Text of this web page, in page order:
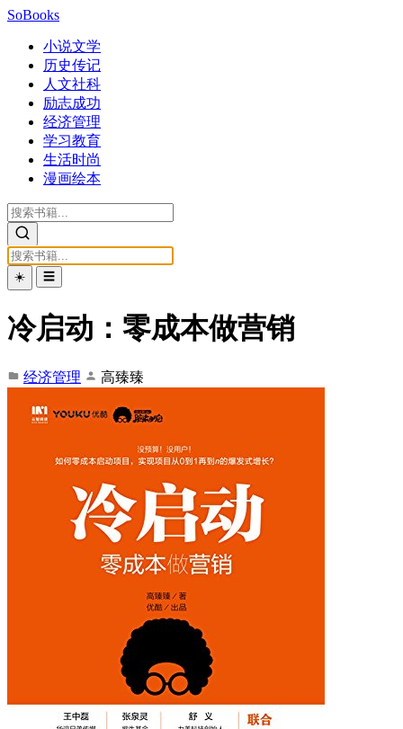
SoBooks
小说文学
历史传记
人文社科
励志成功
经济管理
学习教育
生活时尚
漫画绘本
☀️ ☰
冷启动：零成本做营销
经济管理 高臻臻